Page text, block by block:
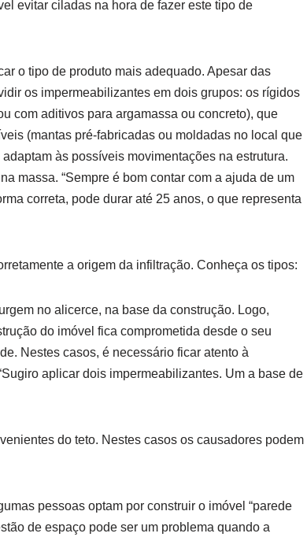
evitar ciladas na hora de fazer este tipo de
o tipo de produto mais adequado. Apesar das
os impermeabilizantes em dois grupos: os rígidos
com aditivos para argamassa ou concreto), que
(mantas pré-fabricadas ou moldadas no local que
às possíveis movimentações na estrutura.
massa. “Sempre é bom contar com a ajuda de um
correta, pode durar até 25 anos, o que representa
a origem da infiltração. Conheça os tipos:
no alicerce, na base da construção. Logo,
do imóvel fica comprometida desde o seu
Nestes casos, é necessário ficar atento à
aplicar dois impermeabilizantes. Um a base de
do teto. Nestes casos os causadores podem
pessoas optam por construir o imóvel “parede
de espaço pode ser um problema quando a